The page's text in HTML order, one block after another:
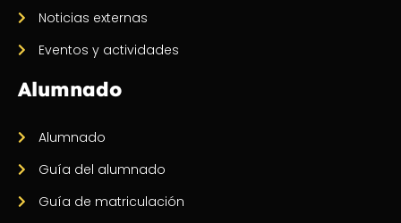
Noticias externas
Eventos y actividades
Alumnado
Alumnado
Guía del alumnado
Guía de matriculación